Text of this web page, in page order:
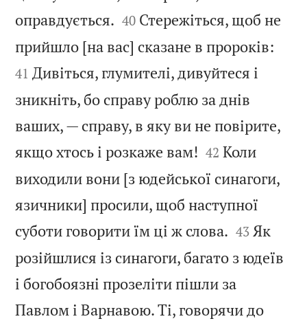
оправдується. 

40 Стережіться, щоб не
прийшло [на вас] сказане в пророків:
41 Дивіться, глумителі, дивуйтеся і
зникніть, бо справу роблю за днів
ваших, — справу, в яку ви не повірите,
якщо хтось і розкаже вам! 

42 Коли
виходили вони [з юдейської синагоги,
язичники] просили, щоб наступної
суботи говорити їм ці ж слова. 

43 Як
розійшлися із синагоги, багато з юдеїв
і богобоязні прозеліти пішли за
Павлом і Варнавою. Ті, говорячи до